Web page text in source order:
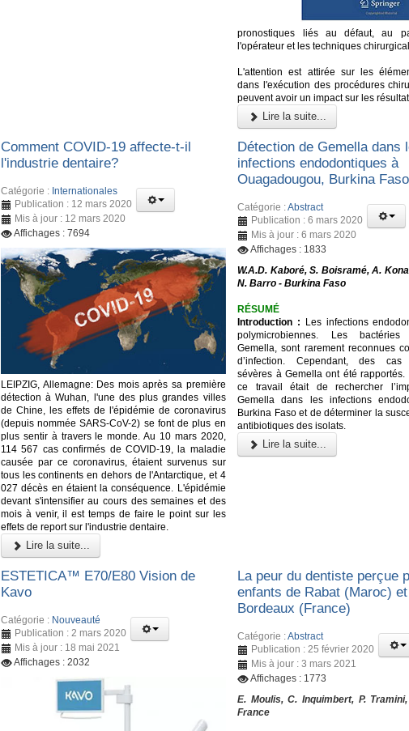
pronostiques liés au défaut, au
l'opérateur et les techniques
L'attention est attirée sur les
dans l'exécution des procédures
peuvent avoir un impact sur les
Lire la suite...
Comment COVID-19 affecte-t-il
l'industrie dentaire?
Catégorie : Internationales
Publication : 12 mars 2020
Mis à jour : 12 mars 2020
Affichages : 7694
LEIPZIG, Allemagne: Des mois après sa première
détection à Wuhan, l'une des plus grandes villes
de Chine, les effets de l'épidémie de coronavirus
(depuis nommée SARS-CoV-2) se font de plus en
plus sentir à travers le monde. Au 10 mars 2020,
114 567 cas confirmés de COVID-19, la maladie
causée par ce coronavirus, étaient survenus sur
tous les continents en dehors de l'Antarctique, et 4
027 décès en étaient la conséquence. L'épidémie
devant s'intensifier au cours des semaines et des
mois à venir, il est temps de faire le point sur les
effets de report sur l'industrie dentaire.
Lire la suite...
Détection de Gemella dans
infections endodontiques à
Ouagadougou, Burkina Faso
Catégorie :Abstract
Publication : 6 mars 2020
Mis à jour : 6 mars 2020
Affichages : 1833
W.A.D. Kaboré, S. Boisramé, A.
N. Barro - Burkina Faso
RÉSUMÉ
Introduction : Les infections
polymicrobiennes. Les
Gemella, sont rarement reconnues
d’infection. Cependant, des cas
sévères à Gemella ont été rapportés.
ce travail était de rechercher
Gemella dans les infections
Burkina Faso et de déterminer la
antibiotiques des isolats.
Lire la suite...
ESTETICA™️ E70/E80 Vision de
Kavo
Catégorie : Nouveauté
Publication : 2 mars 2020
Mis à jour : 18 mai 2021
Affichages : 2032
La peur du dentiste perçue
enfants de Rabat (Maroc) et
Bordeaux (France)
Catégorie :Abstract
Publication : 25 février 2020
Mis à jour : 3 mars 2021
Affichages : 1773
E. Moulis, C. Inquimbert, P.
France